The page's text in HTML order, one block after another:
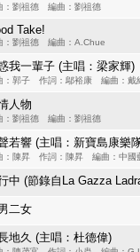
：劉祖德 編曲：劉祖德
Take!
：劉祖德 編曲：A.Chue
我一輩子 (主唱：梁家輝)
：郭子 作詞：鄔裕康 編曲：戴
人物
：劉祖德 編曲：劉祖德
若響 (主唱：新寶島康樂
：陳昇 作詞：陳昇 編曲：中國
中 (節錄自La Gazza
二女
地久 (主唱：杜德偉)